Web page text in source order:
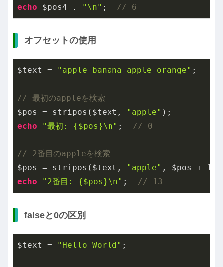
echo $pos4 . "\n" ; // 6
オフセットの使用
$text = "apple banana apple orange" ;
// 最初のappleを検索
$pos = stripos($text,
"apple"
echo
"最初: {$pos}\n" ; // 0
// 2番目のappleを検索
$pos = stripos($text,
"apple" , $pos + 1
echo
"2番目: {$pos}\n" ; // 13
falseと0の区別
$text = "Hello World" ;